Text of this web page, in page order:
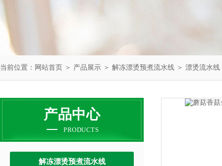
当前位置： 网站首页 ＞ 产品展示 ＞ 解冻漂烫预煮流水线 ＞ 漂烫流水线
产品中心
PRODUCTS
解冻漂烫预煮流水线